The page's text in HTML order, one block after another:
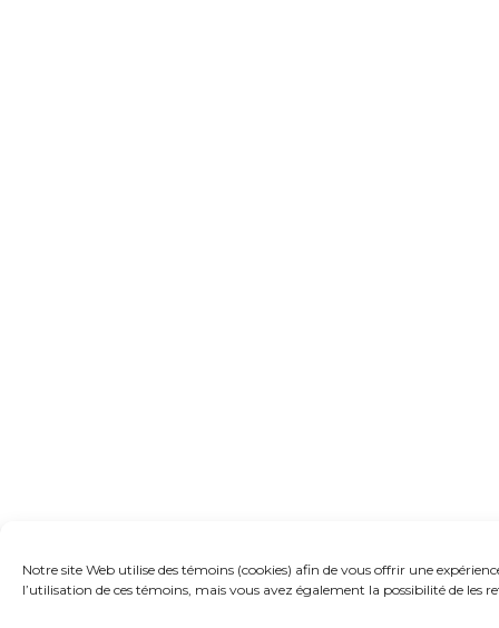
Notre site Web utilise des témoins (cookies) afin de vous offrir une
l’utilisation de ces témoins, mais vous avez également la possibilité de les